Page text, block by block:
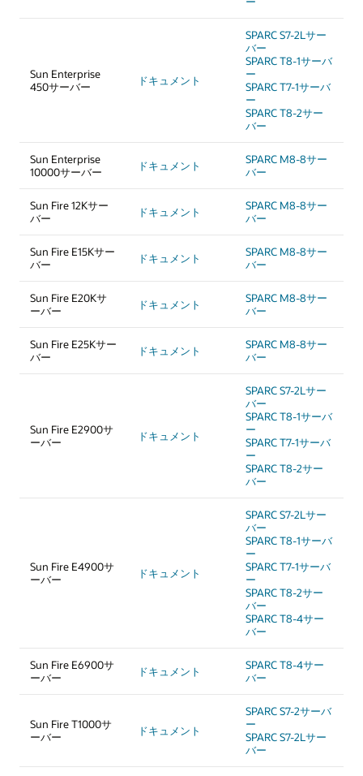
Sun Enterprise
450サーバー
ドキュメント
SPARC S7-2Lサー
バー
SPARC T8-1サーバ
ー
SPARC T7-1サーバ
ー
SPARC T8-2サー
バー
Sun Enterprise
10000サーバー
ドキュメント
SPARC M8-8サー
バー
Sun Fire 12Kサー
バー
ドキュメント
SPARC M8-8サー
バー
Sun Fire E15Kサー
バー
ドキュメント
SPARC M8-8サー
バー
Sun Fire E20Kサ
ーバー
ドキュメント
SPARC M8-8サー
バー
Sun Fire E25Kサー
バー
ドキュメント
SPARC M8-8サー
バー
Sun Fire E2900サ
ーバー
ドキュメント
SPARC S7-2Lサー
バー
SPARC T8-1サーバ
ー
SPARC T7-1サーバ
ー
SPARC T8-2サー
バー
Sun Fire E4900サ
ーバー
ドキュメント
SPARC S7-2Lサー
バー
SPARC T8-1サーバ
ー
SPARC T7-1サーバ
ー
SPARC T8-2サー
バー
SPARC T8-4サー
バー
Sun Fire E6900サ
ーバー
ドキュメント
SPARC T8-4サー
バー
Sun Fire T1000サ
ーバー
ドキュメント
SPARC S7-2サーバ
ー
SPARC S7-2Lサー
バー